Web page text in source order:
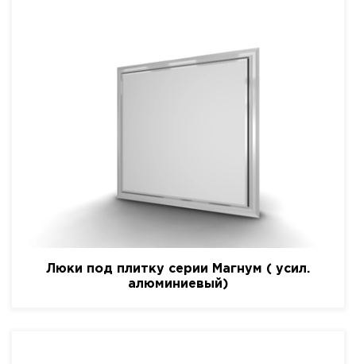
Люки под плитку серии Магнум ( усил.
алюминиевый)